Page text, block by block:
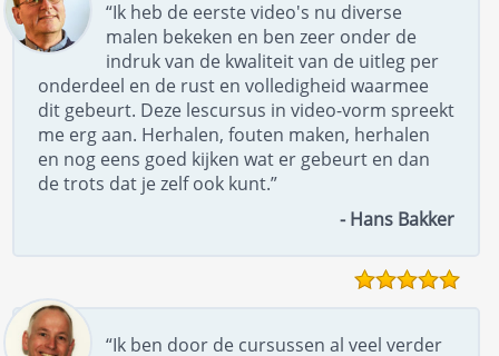
“Ik heb de eerste video's nu diverse
malen bekeken en ben zeer onder de
indruk van de kwaliteit van de uitleg per
onderdeel en de rust en volledigheid waarmee
dit gebeurt. Deze lescursus in video-vorm spreekt
me erg aan. Herhalen, fouten maken, herhalen
en nog eens goed kijken wat er gebeurt en dan
de trots dat je zelf ook kunt.”
- Hans Bakker
“Ik ben door de cursussen al veel verder